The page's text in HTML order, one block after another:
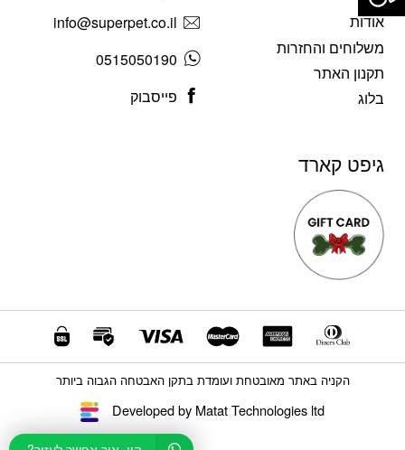
אודות
משלוחים והחזרות
תקנון האתר
בלוג
info@superpet.co.il
0515050190
פייסבוק
גיפט קארד
Developed by Matat Technologies ltd
הקניה באתר מאובטחת ועומדת בתקן האבטחה הגבוה ביותר